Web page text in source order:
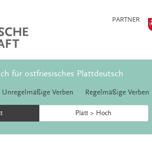
PARTNER
für ostfriesisches Plattdeutsch
Unregelmäßige Verben Regelmäßige Verben
Platt > Hoch